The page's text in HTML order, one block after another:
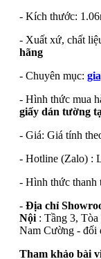
- Kích thước:
- Xuất xứ, chất
hãng
- Chuyên mục:
- Hình thức mua
giấy dán tường
- Giá: Giá tính
- Hotline (Zalo) :
- Hình thức thanh
- Địa chỉ
Nội : Tầng 3,
Nam Cường - đối
Tham khảo bài